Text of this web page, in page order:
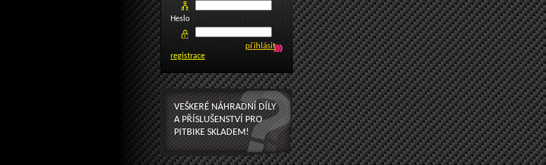
Heslo
registrace
VEŠKERÉ NÁHRADNÍ DÍLY
A PŘÍSLUŠENSTVÍ PRO
PITBIKE SKLADEM!